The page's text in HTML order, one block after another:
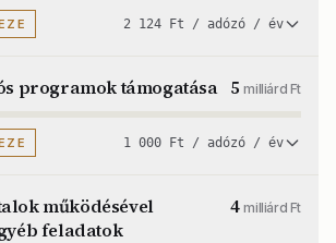
2 124 Ft / adózó / év
programok támogatása 5milliárd Ft
1 000 Ft / adózó / év
működésével
feladatok
4milliárd Ft